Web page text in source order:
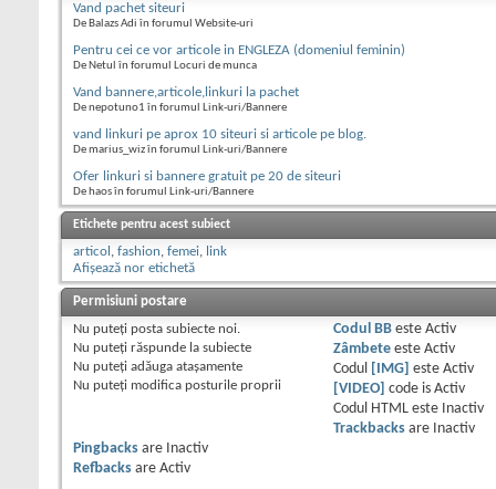
Vand pachet siteuri
De Balazs Adi în forumul Website-uri
Pentru cei ce vor articole in ENGLEZA (domeniul feminin)
De Netul în forumul Locuri de munca
Vand bannere,articole,linkuri la pachet
De nepotuno1 în forumul Link-uri/Bannere
vand linkuri pe aprox 10 siteuri si articole pe blog.
De marius_wiz în forumul Link-uri/Bannere
Ofer linkuri si bannere gratuit pe 20 de siteuri
De haos în forumul Link-uri/Bannere
Etichete pentru acest subiect
articol , fashion, femei, link
Afișează nor etichetă
Permisiuni postare
Nu puteţi posta subiecte noi.
Nu puteţi răspunde la subiecte
Nu puteţi adăuga ataşamente
Nu puteţi modifica posturile proprii
Codul BBeste Activ
Zâmbeteeste Activ
Codul
[IMG] este Activ
[VIDEO]
code is Activ
Codul HTML este
Inactiv
Trackbacksare
Inactiv
Pingbacks are
Inactiv
Refbacks are Activ